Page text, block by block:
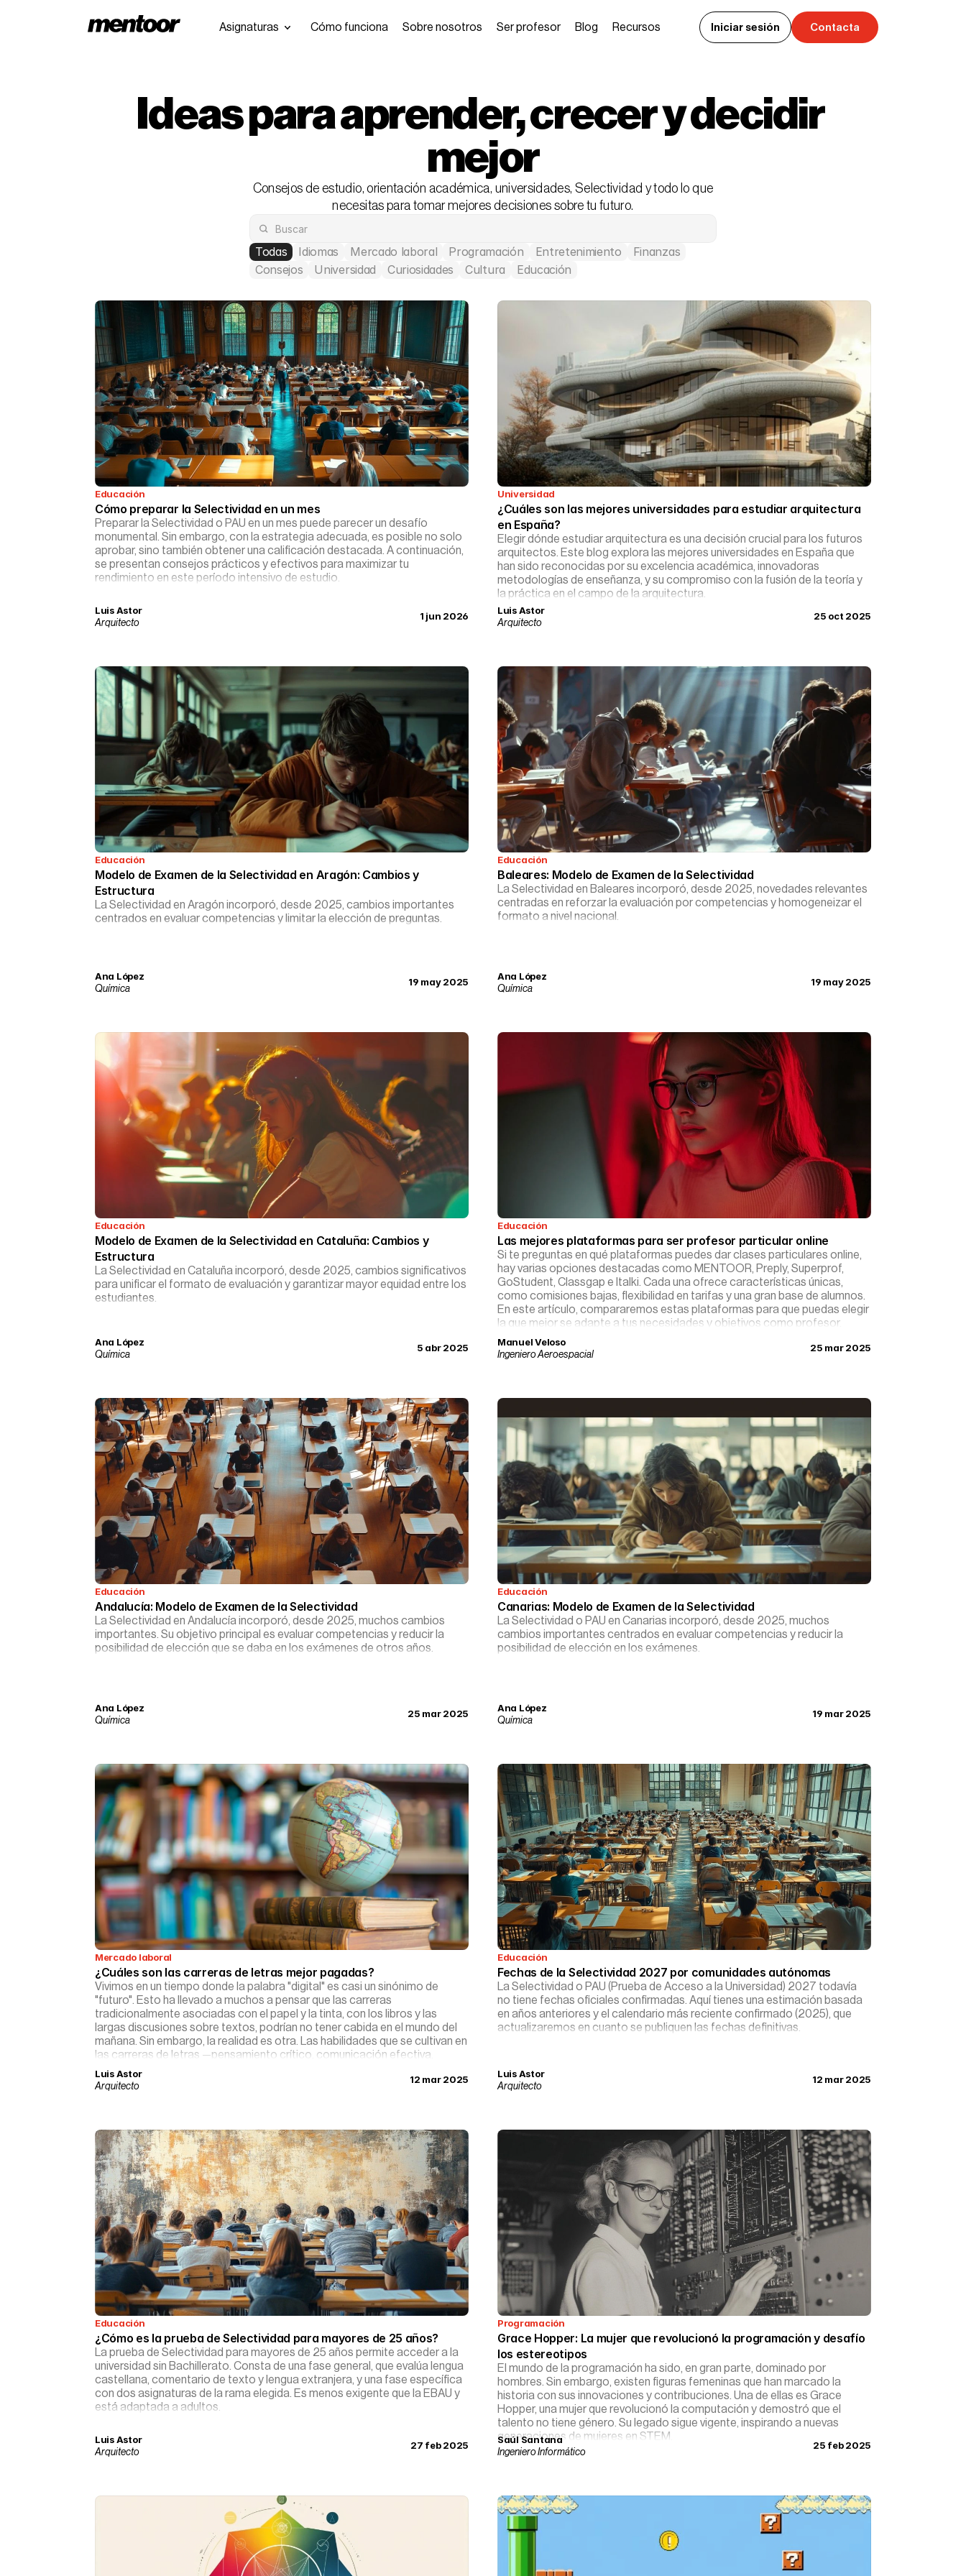
Asignaturas Cómo funciona Sobre nosotros Ser profesor Blog Recursos
Iniciar sesión
Iniciar sesión
Contacta
Ideas para aprender, crecer y decidir
mejor
Consejos de estudio, orientación académica, universidades, Selectividad y todo lo que
necesitas para tomar mejores decisiones sobre tu futuro.
Todas Idiomas Mercado laboral Programación Entretenimiento
Finanzas
Consejos
Universidad Curiosidades Cultura Educación
Educación
Cómo preparar la Selectividad en un mes
Preparar la Selectividad o PAU en un mes puede parecer un desafío
monumental. Sin embargo, con la estrategia adecuada, es posible no solo
aprobar, sino también obtener una calificación destacada. A continuación,
se presentan consejos prácticos y efectivos para maximizar tu
rendimiento en este período intensivo de estudio.
Luis Astor
Arquitecto
1 jun 2026
Universidad
¿Cuáles son las mejores universidades para estudiar arquitectura
en España?
Elegir dónde estudiar arquitectura es una decisión crucial para los futuros
arquitectos. Este blog explora las mejores universidades en España que
han sido reconocidas por su excelencia académica, innovadoras
metodologías de enseñanza, y su compromiso con la fusión de la teoría y
la práctica en el campo de la arquitectura.
Luis Astor
Arquitecto
25 oct 2025
Educación
Modelo de Examen de la Selectividad en Aragón: Cambios y
Estructura
La Selectividad en Aragón incorporó, desde 2025, cambios importantes
centrados en evaluar competencias y limitar la elección de preguntas.
Ana López
Química
19 may 2025
Educación
Baleares: Modelo de Examen de la Selectividad
La Selectividad en Baleares incorporó, desde 2025, novedades relevantes
centradas en reforzar la evaluación por competencias y homogeneizar el
formato a nivel nacional.
Ana López
Química
19 may 2025
Educación
Modelo de Examen de la Selectividad en Cataluña: Cambios y
Estructura
La Selectividad en Cataluña incorporó, desde 2025, cambios significativos
para unificar el formato de evaluación y garantizar mayor equidad entre los
estudiantes.
Ana López
Química
5 abr 2025
Educación
Las mejores plataformas para ser profesor particular online
Si te preguntas en qué plataformas puedes dar clases particulares online,
hay varias opciones destacadas como MENTOOR, Preply, Superprof,
GoStudent, Classgap e Italki. Cada una ofrece características únicas,
como comisiones bajas, flexibilidad en tarifas y una gran base de alumnos.
En este artículo, compararemos estas plataformas para que puedas elegir
la que mejor se adapte a tus necesidades y objetivos como profesor.
Manuel Veloso
Ingeniero Aeroespacial
25 mar 2025
Educación
Andalucía: Modelo de Examen de la Selectividad
La Selectividad en Andalucía incorporó, desde 2025, muchos cambios
importantes. Su objetivo principal es evaluar competencias y reducir la
posibilidad de elección que se daba en los exámenes de otros años.
Ana López
Química
25 mar 2025
Educación
Canarias: Modelo de Examen de la Selectividad
La Selectividad o PAU en Canarias incorporó, desde 2025, muchos
cambios importantes centrados en evaluar competencias y reducir la
posibilidad de elección en los exámenes.
Ana López
Química
19 mar 2025
Mercado laboral
¿Cuáles son las carreras de letras mejor pagadas?
Vivimos en un tiempo donde la palabra "digital" es casi un sinónimo de
"futuro". Esto ha llevado a muchos a pensar que las carreras
tradicionalmente asociadas con el papel y la tinta, con los libros y las
largas discusiones sobre textos, podrían no tener cabida en el mundo del
mañana. Sin embargo, la realidad es otra. Las habilidades que se cultivan en
las carreras de letras —pensamiento crítico, comunicación efectiva,
empatía cultural— son ahora más valiosas que nunca. Y sí, hay un amplio y
prometedor camino para aquellos que deciden transitarlo.
Luis Astor
Arquitecto
12 mar 2025
Educación
Fechas de la Selectividad 2027 por comunidades autónomas
La Selectividad o PAU (Prueba de Acceso a la Universidad) 2027 todavía
no tiene fechas oficiales confirmadas. Aquí tienes una estimación basada
en años anteriores y el calendario más reciente confirmado (2025), que
actualizaremos en cuanto se publiquen las fechas definitivas.
Luis Astor
Arquitecto
12 mar 2025
Educación
¿Cómo es la prueba de Selectividad para mayores de 25 años?
La prueba de Selectividad para mayores de 25 años permite acceder a la
universidad sin Bachillerato. Consta de una fase general, que evalúa lengua
castellana, comentario de texto y lengua extranjera, y una fase específica
con dos asignaturas de la rama elegida. Es menos exigente que la EBAU y
está adaptada a adultos.
Luis Astor
Arquitecto
27 feb 2025
Programación
Grace Hopper: La mujer que revolucionó la programación y desafío
los estereotipos
El mundo de la programación ha sido, en gran parte, dominado por
hombres. Sin embargo, existen figuras femeninas que han marcado la
historia con sus innovaciones y contribuciones. Una de ellas es Grace
Hopper, una mujer que revolucionó la computación y demostró que el
talento no tiene género. Su legado sigue vigente, inspirando a nuevas
generaciones de mujeres en STEM.
Saúl Santana
Ingeniero Informático
25 feb 2025